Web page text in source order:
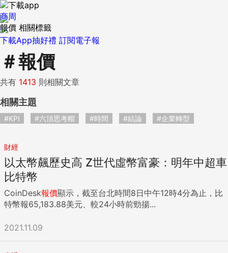
下載App抽好禮 訂閱電子報
商周
報價 相關標籤
＃報價
共有 1413 則相關文章
相關主題
#KPI #六頂思考帽 #時間 #結論 #企業轉型
財經
以太幣飆歷史高 Z世代虛幣富豪：明年中超車
比特幣
CoinDesk報價顯示，截至台北時間8日中午12時4分為止，比
特幣報65,183.88美元、較24小時前勁揚...
2021.11.09